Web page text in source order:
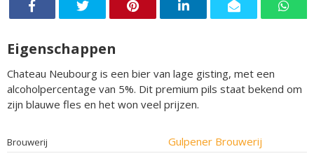
Eigenschappen
Chateau Neubourg is een bier van lage gisting, met een
alcoholpercentage van 5%. Dit premium pils staat bekend om
zijn blauwe fles en het won veel prijzen.
Brouwerij Gulpener Brouwerij